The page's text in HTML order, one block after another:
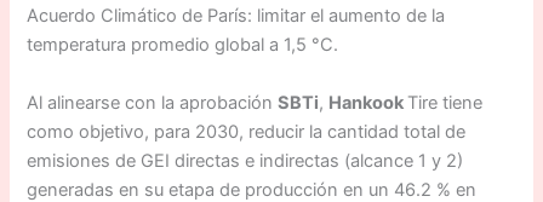
Acuerdo Climático de París: limitar el aumento de la
temperatura promedio global a 1,5 °C.
Al alinearse con la aprobaciónSBTi, Hankook Tire tiene
como objetivo, para 2030, reducir la cantidad total de
emisiones de GEI directas e indirectas (alcance 1 y 2)
generadas en su etapa de producción en un 46.2 % en